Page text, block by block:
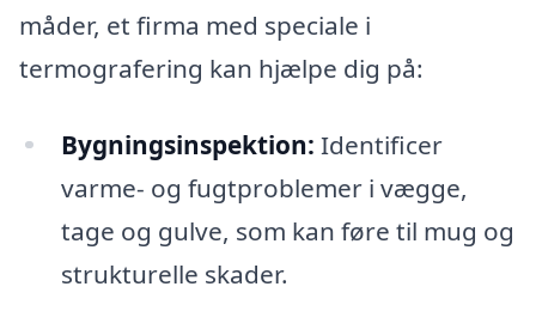
måder, et firma med speciale i
termografering kan hjælpe dig på:
Bygningsinspektion: Identificer
varme- og fugtproblemer i vægge,
tage og gulve, som kan føre til mug og
strukturelle skader.